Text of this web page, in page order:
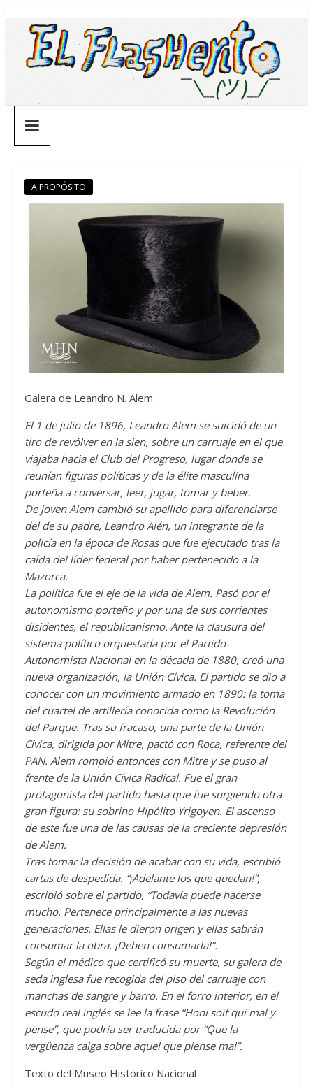
contenido
¯\_(ツ)_/
¯
A PROPÓSITO
Galera de Leandro N. Alem
El 1 de julio de 1896, Leandro Alem se suicidó de un
tiro de revólver en la sien, sobre un carruaje en el que
viajaba hacia el Club del Progreso, lugar donde se
reunían figuras políticas y de la élite masculina
porteña a conversar, leer, jugar, tomar y beber.
De joven Alem cambió su apellido para diferenciarse
del de su padre, Leandro Alén, un integrante de la
policía en la época de Rosas que fue ejecutado tras la
caída del líder federal por haber pertenecido a la
Mazorca.
La política fue el eje de la vida de Alem. Pasó por el
autonomismo porteño y por una de sus corrientes
disidentes, el republicanismo. Ante la clausura del
sistema político orquestada por el Partido
Autonomista Nacional en la década de 1880, creó una
nueva organización, la Unión Cívica. El partido se dio a
conocer con un movimiento armado en 1890: la toma
del cuartel de artillería conocida como la Revolución
del Parque. Tras su fracaso, una parte de la Unión
Cívica, dirigida por Mitre, pactó con Roca, referente del
PAN. Alem rompió entonces con Mitre y se puso al
frente de la Unión Cívica Radical. Fue el gran
protagonista del partido hasta que fue surgiendo otra
gran figura: su sobrino Hipólito Yrigoyen. El ascenso
de este fue una de las causas de la creciente depresión
de Alem.
Tras tomar la decisión de acabar con su vida, escribió
cartas de despedida. “¡Adelante los que quedan!”,
escribió sobre el partido, “Todavía puede hacerse
mucho. Pertenece principalmente a las nuevas
generaciones. Ellas le dieron origen y ellas sabrán
consumar la obra. ¡Deben consumarla!”.
Según el médico que certificó su muerte, su galera de
seda inglesa fue recogida del piso del carruaje con
manchas de sangre y barro. En el forro interior, en el
escudo real inglés se lee la frase “Honi soit qui mal y
pense”, que podría ser traducida por “Que la
vergüenza caiga sobre aquel que piense mal”.
Texto del Museo Histórico Nacional